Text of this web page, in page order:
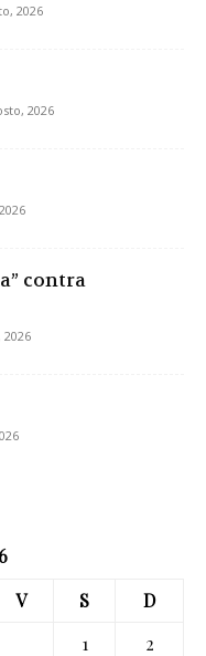
2026
2026
contra
V S
D
1
2